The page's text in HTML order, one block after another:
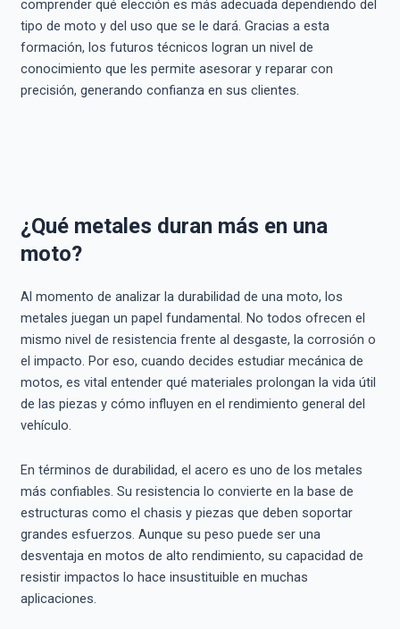
comprender qué elección es más adecuada dependiendo del
tipo de moto y del uso que se le dará. Gracias a esta
formación, los futuros técnicos logran un nivel de
conocimiento que les permite asesorar y reparar con
precisión, generando confianza en sus clientes.
¿Qué metales duran más en una
moto?
Al momento de analizar la durabilidad de una moto, los
metales juegan un papel fundamental. No todos ofrecen el
mismo nivel de resistencia frente al desgaste, la corrosión o
el impacto. Por eso, cuando decides estudiar mecánica de
motos, es vital entender qué materiales prolongan la vida útil
de las piezas y cómo influyen en el rendimiento general del
vehículo.
En términos de durabilidad, el acero es uno de los metales
más confiables. Su resistencia lo convierte en la base de
estructuras como el chasis y piezas que deben soportar
grandes esfuerzos. Aunque su peso puede ser una
desventaja en motos de alto rendimiento, su capacidad de
resistir impactos lo hace insustituible en muchas
aplicaciones.